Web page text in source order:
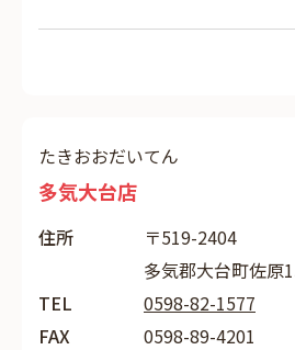
たきおおだいてん
多気大台店
住所
〒519-2404
多気郡大台町佐原
TEL
0598-82-1577
FAX
0598-89-4201